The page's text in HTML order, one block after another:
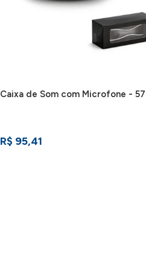
Caixa de Som com Microfone -
R$ 95,41